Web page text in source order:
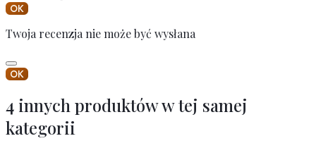
OK
Twoja recenzja nie może być wysłana
OK
4 innych produktów w tej samej
kategorii